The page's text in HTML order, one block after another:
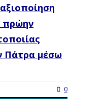
πρώην
Πάτρα μέσω
0